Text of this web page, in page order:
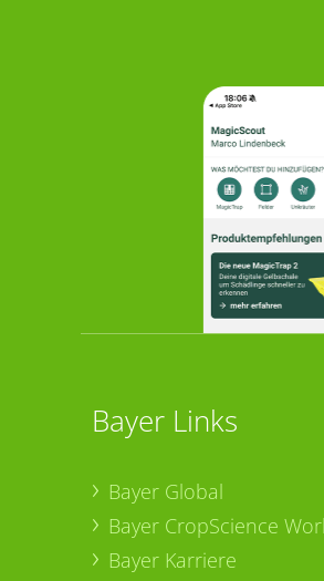
Bayer Links
Bayer Global
Bayer CropScience
Bayer Karriere